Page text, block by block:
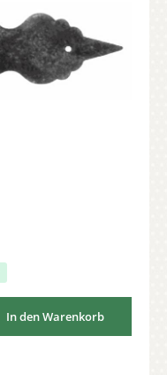
In den Warenkorb